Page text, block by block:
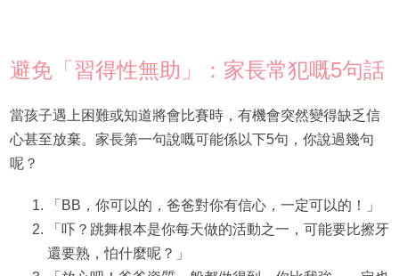
避免「習得性無助」：家長常犯嘅5句話
當孩子遇上困難或知道將會比賽時，有機會突然變得缺乏信
心甚至放棄。家長第一句說嘅可能係以下5句，你說過幾句
呢？
「BB，你可以的，爸爸對你有信心，一定可以的！」
「吓？跳舞根本是你每天做的活動之一，可能要比擦牙
還要熟，怕什麼呢？」